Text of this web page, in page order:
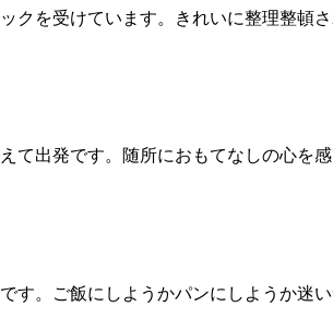
クを受けています。きれいに整理整頓さ
て出発です。随所におもてなしの心を
す。ご飯にしようかパンにしようか迷